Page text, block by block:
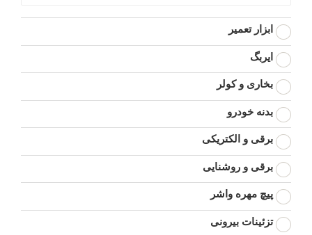
ابزار تعمیر
ایربگ
بخاری و کولر
بدنه خودرو
برقی و الکتریکی
برقی و روشنایی
پیچ مهره واشر
تزئینات بیرونی